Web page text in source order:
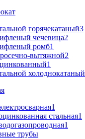
горячекатаный3
чечевица2
ромб1
вытяжной2
1
холоднокатаный
1
стальная1
1
трубы